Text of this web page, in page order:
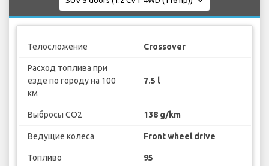
Телосложение Crossover
Расход топлива при
езде по городу на 100
км
7.5 l
Выбросы CO2 138 g/km
Ведущие колеса Front wheel drive
Топливо 95